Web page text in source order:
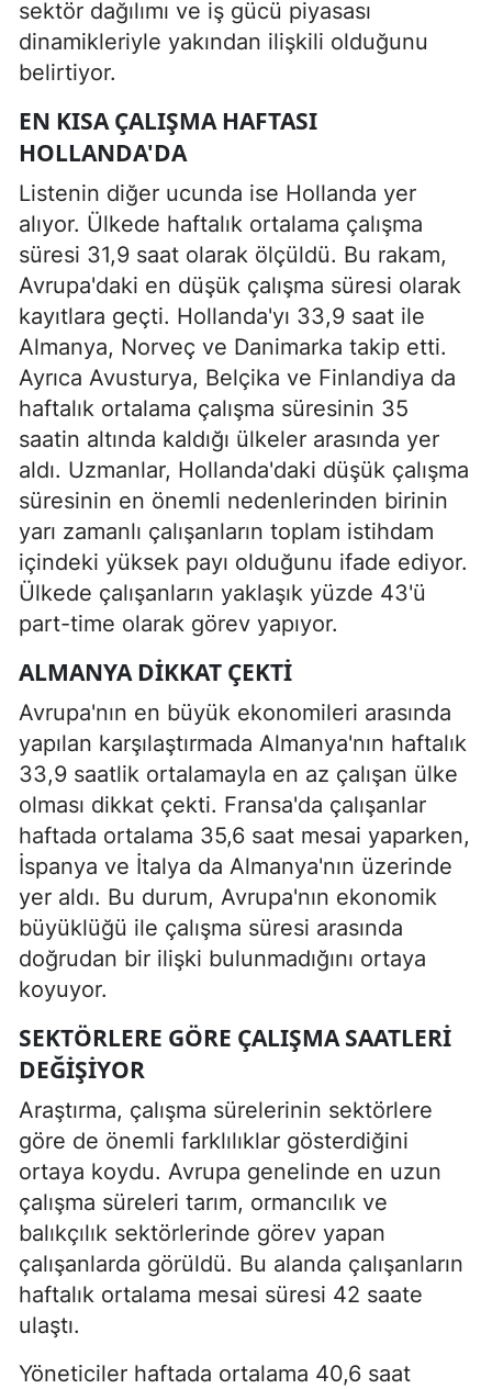
sektör dağılımı ve iş gücü piyasası
dinamikleriyle yakından ilişkili olduğunu
belirtiyor.
EN KISA ÇALIŞMA HAFTASI
HOLLANDA'DA
Listenin diğer ucunda ise Hollanda yer
alıyor. Ülkede haftalık ortalama çalışma
süresi 31,9 saat olarak ölçüldü. Bu rakam,
Avrupa'daki en düşük çalışma süresi olarak
kayıtlara geçti. Hollanda'yı 33,9 saat ile
Almanya, Norveç ve Danimarka takip etti.
Ayrıca Avusturya, Belçika ve Finlandiya da
haftalık ortalama çalışma süresinin 35
saatin altında kaldığı ülkeler arasında yer
aldı. Uzmanlar, Hollanda'daki düşük çalışma
süresinin en önemli nedenlerinden birinin
yarı zamanlı çalışanların toplam istihdam
içindeki yüksek payı olduğunu ifade ediyor.
Ülkede çalışanların yaklaşık yüzde 43'ü
part-time olarak görev yapıyor.
ALMANYA DIKKAT ÇEKTI
Avrupa'nın en büyük ekonomileri arasında
yapılan karşılaştırmada Almanya'nın haftalık
33,9 saatlik ortalamayla en az çalışan ülke
olması dikkat çekti. Fransa'da çalışanlar
haftada ortalama 35,6 saat mesai yaparken,
İspanya ve İtalya da Almanya'nın üzerinde
yer aldı. Bu durum, Avrupa'nın ekonomik
büyüklüğü ile çalışma süresi arasında
doğrudan bir ilişki bulunmadığını ortaya
koyuyor.
SEKTÖRLERE GÖRE ÇALIŞMA SAATLERI
DEĞIŞIYOR
Araştırma, çalışma sürelerinin sektörlere
göre de önemli farklılıklar gösterdiğini
ortaya koydu. Avrupa genelinde en uzun
çalışma süreleri tarım, ormancılık ve
balıkçılık sektörlerinde görev yapan
çalışanlarda görüldü. Bu alanda çalışanların
haftalık ortalama mesai süresi 42 saate
ulaştı.
Yöneticiler haftada ortalama 40,6 saat